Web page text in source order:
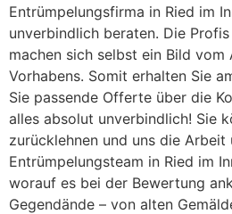
Entrümpelungsfirma in Ried im
unverbindlich beraten. Die
machen sich selbst ein Bild vom
Vorhabens. Somit erhalten Sie
Sie passende Offerte über die
alles absolut unverbindlich! Sie
zurücklehnen und uns die Arbeit
Entrümpelungsteam in Ried im
worauf es bei der Bewertung
Gegendände – von alten